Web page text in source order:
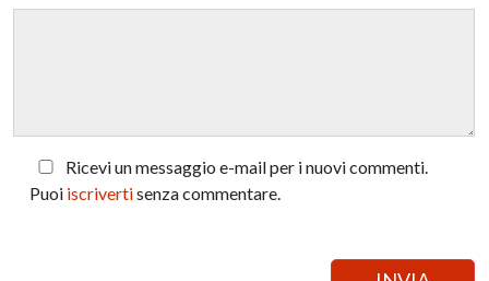
Ricevi un messaggio e-mail per i nuovi commenti.
Puoi iscrivertisenza commentare.